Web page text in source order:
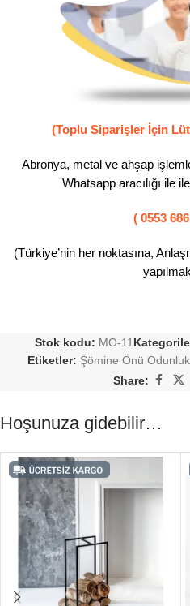
(Toplu Siparişler İçin
Abronya, metal ve ahşap
Whatsapp aracılığı ile
( 0553
(Türkiye’nin her noktasına,
Stok kodu: MO-11
Etiketler: Şömine Önü
Share:
Hoşunuza gidebilir…